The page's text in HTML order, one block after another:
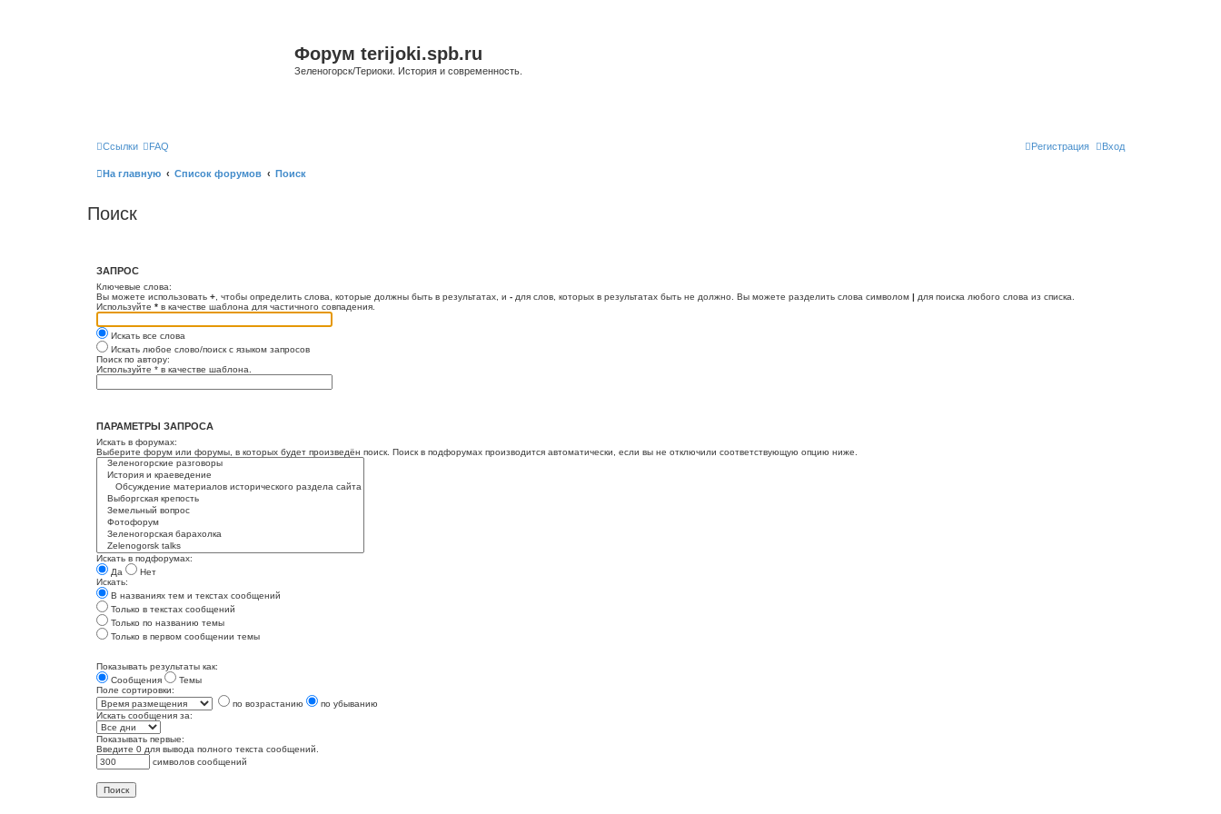
Форум terijoki.spb.ru
Зеленогорск/Териоки. История и современность.
Ссылки FAQ Вход
Регистрация
На главную Список форумов Поиск
Поиск
ЗАПРОС
Ключевые слова:
Вы можете использовать + , чтобы определить слова, которые должны быть в результатах, и - для слов, которых в результатах быть не должно. Вы можете разделить слова символом | для поиска любого слова из списка.
Используйте * в качестве шаблона для частичного совпадения.
Искать все слова
Искать любое слово/поиск с языком запросов
Поиск по автору:
Используйте * в качестве шаблона.
ПАРАМЕТРЫ ЗАПРОСА
Искать в форумах:
Выберите форум или форумы, в которых будет произведён поиск. Поиск в подфорумах производится автоматически, если вы не отключили соответствующую опцию ниже.
Искать в подфорумах:
Да
Нет
Искать:
В названиях тем и текстах сообщений
Только в текстах сообщений
Только по названию темы
Только в первом сообщении темы
Показывать результаты как:
Сообщения
Темы
Поле сортировки:
по возрастанию
по убыванию
Искать сообщения за:
Показывать первые:
Введите 0 для вывода полного текста сообщений.
символов сообщений